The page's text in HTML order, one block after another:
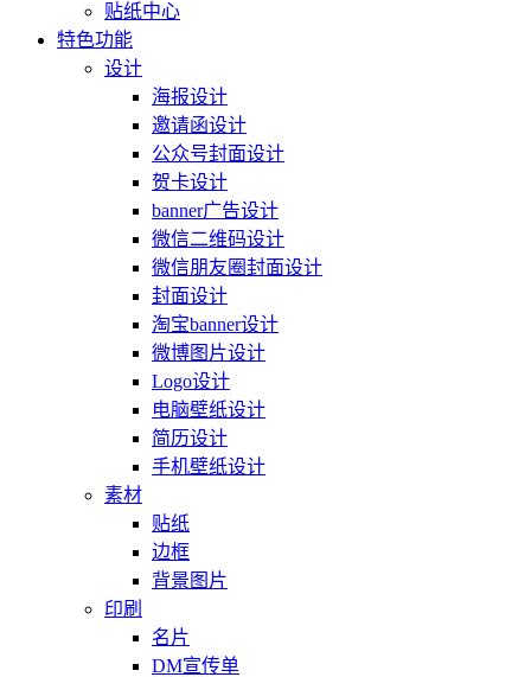
贴纸中心
特色功能
设计
海报设计
邀请函设计
公众号封面设计
贺卡设计
banner广告设计
微信二维码设计
微信朋友圈封面设计
封面设计
淘宝banner设计
微博图片设计
Logo设计
电脑壁纸设计
简历设计
手机壁纸设计
素材
贴纸
边框
背景图片
印刷
名片
DM宣传单